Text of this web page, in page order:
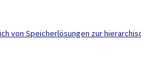
von Speicherlösungen zur